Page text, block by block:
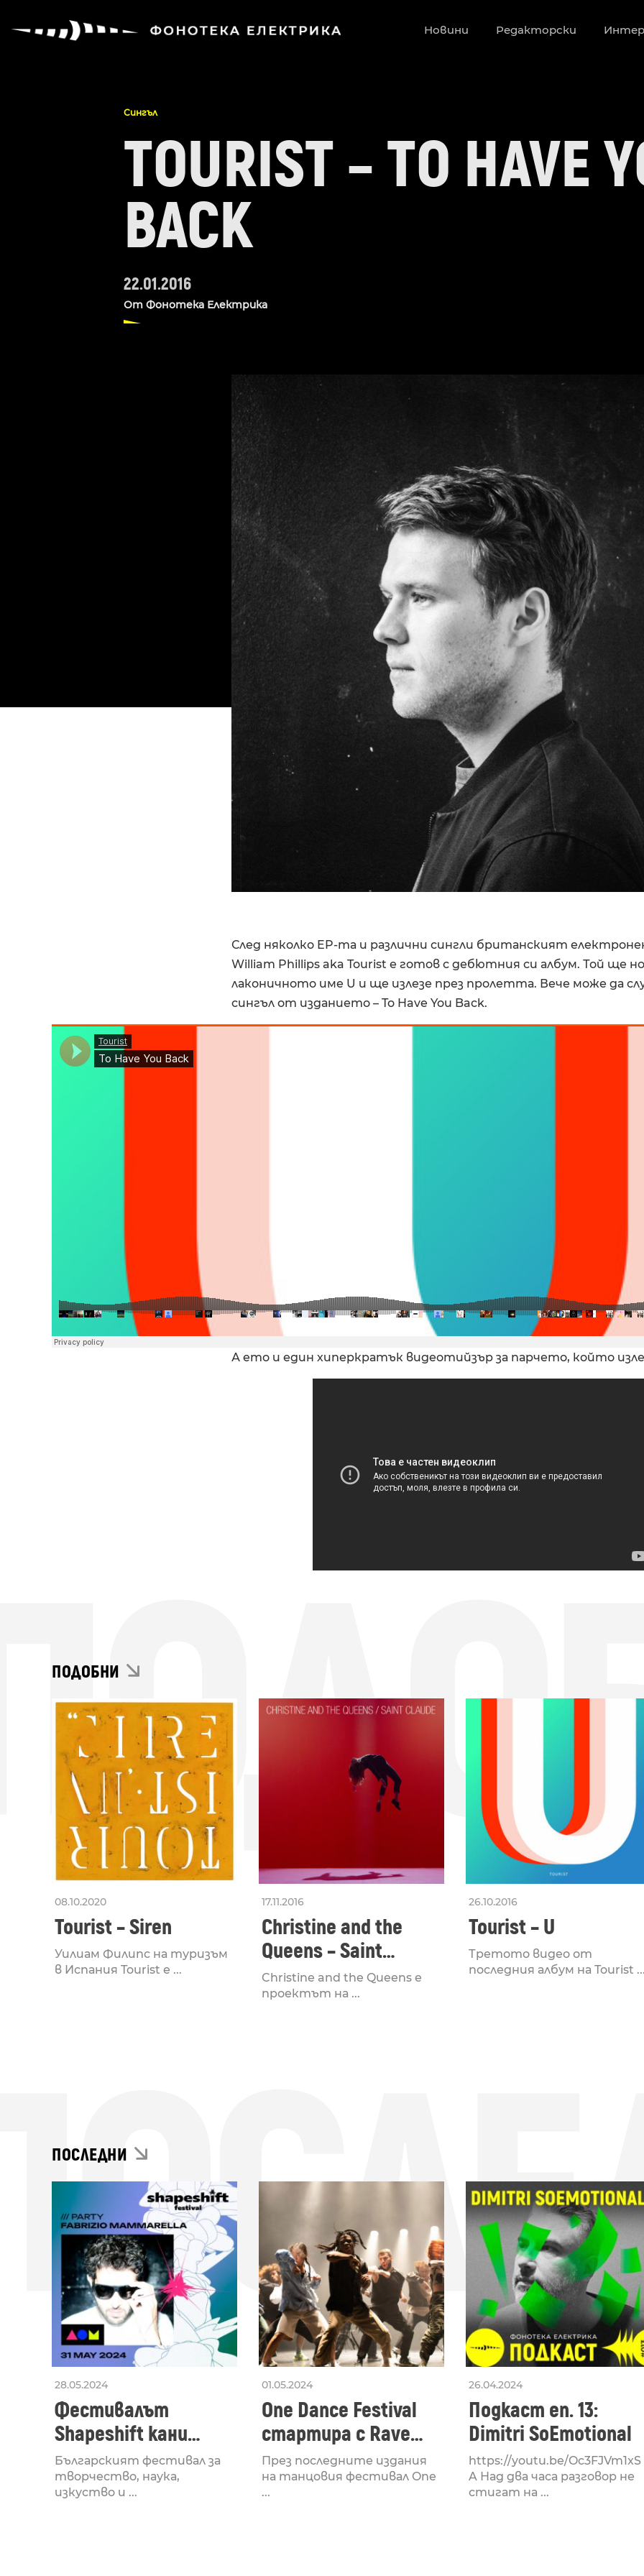
Новини Редакторски
Сингъл
TOURIST – TO HAVE
BACK
22.01.2016
От Фонотека Електрика
След няколко EP-та и различни сингли британският
William Phillips aka Tourist е готов с дебютния си албум. Той ще
лаконичното име U и ще излезе през пролетта. Вече може да
сингъл от изданието – To Have You Back.
А ето и един хиперкратък видеотийзър за парчето, който
ПОДОБНИ
08.10.2020
Tourist – Siren
Уилиам Филипс на туризъм
в Испания Tourist е ...
17.11.2016
Christine and the
Queens – Saint
Claude //Tourist
Remix
Christine and the Queens е
проектът на ...
26.10.2016
Tourist – U
Третото видео от
последния албум на Tourist ...
ПОСЛЕДНИ
28.05.2024
Фестивалът
Shapeshift кани
Fabrizio Mammarella
за откриването си
Българският фестивал за
творчество, наука,
изкуство и ...
01.05.2024
One Dance Festival
стартира с Rave
Lucid, посветен на
рейв културата
През последните издания
на танцовия фестивал One
...
26.04.2024
Подкаст еп. 13:
Dimitri SoEmotional
https://youtu.be/Oc3FJVm1xS
A Над два часа разговор не
стигат на ...